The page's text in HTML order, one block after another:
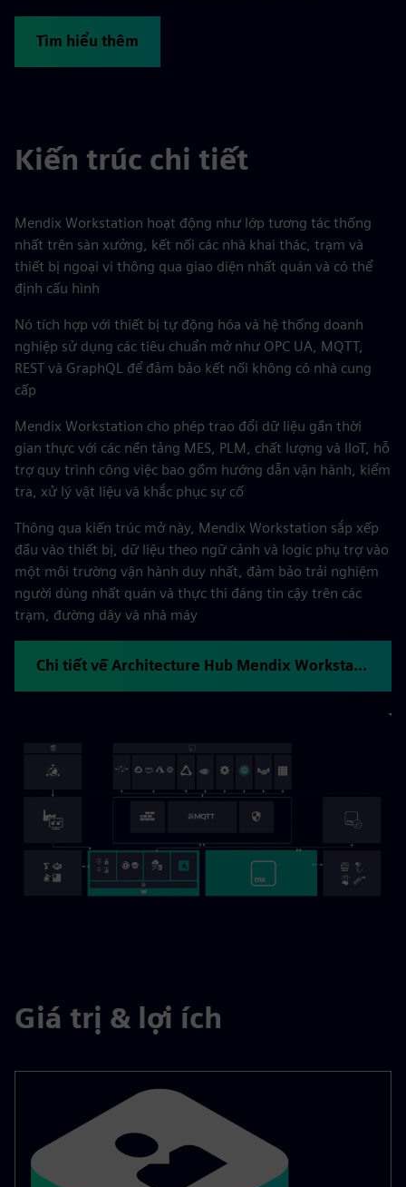
Tìm hiểu thêm
Kiến trúc chi tiết
Mendix Workstation hoạt động như lớp tương tác thống
nhất trên sàn xưởng, kết nối các nhà khai thác, trạm và
thiết bị ngoại vi thông qua giao diện nhất quán và có thể
định cấu hình
Nó tích hợp với thiết bị tự động hóa và hệ thống doanh
nghiệp sử dụng các tiêu chuẩn mở như OPC UA, MQTT,
REST và GraphQL để đảm bảo kết nối không có nhà cung
cấp
Mendix Workstation cho phép trao đổi dữ liệu gần thời
gian thực với các nền tảng MES, PLM, chất lượng và IIoT, hỗ
trợ quy trình công việc bao gồm hướng dẫn vận hành, kiểm
tra, xử lý vật liệu và khắc phục sự cố
Thông qua kiến trúc mở này, Mendix Workstation sắp xếp
đầu vào thiết bị, dữ liệu theo ngữ cảnh và logic phụ trợ vào
một môi trường vận hành duy nhất, đảm bảo trải nghiệm
người dùng nhất quán và thực thi đáng tin cậy trên các
trạm, đường dây và nhà máy
Chi tiết về Architecture Hub Mendix Workstation
Giá trị & lợi ích